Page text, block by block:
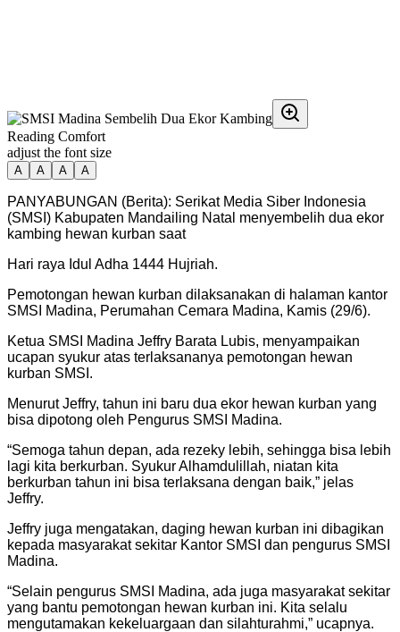
Reading Comfort
adjust the font size
A A A A
PANYABUNGAN (Berita): Serikat Media Siber Indonesia
(SMSI) Kabupaten Mandailing Natal menyembelih dua ekor
kambing hewan kurban saat
Hari raya Idul Adha 1444 Hujriah.
Pemotongan hewan kurban dilaksanakan di halaman kantor
SMSI Madina, Perumahan Cemara Madina, Kamis (29/6).
Ketua SMSI Madina Jeffry Barata Lubis, menyampaikan
ucapan syukur atas terlaksananya pemotongan hewan
kurban SMSI.
Menurut Jeffry, tahun ini baru dua ekor hewan kurban yang
bisa dipotong oleh Pengurus SMSI Madina.
“Semoga tahun depan, ada rezeky lebih, sehingga bisa lebih
lagi kita berkurban. Syukur Alhamdulillah, niatan kita
berkurban tahun ini bisa terlaksana dengan baik,” jelas
Jeffry.
Jeffry juga mengatakan, daging hewan kurban ini dibagikan
kepada masyarakat sekitar Kantor SMSI dan pengurus SMSI
Madina.
“Selain pengurus SMSI Madina, ada juga masyarakat sekitar
yang bantu pemotongan hewan kurban ini. Kita selalu
mengutamakan kekeluargaan dan silahturahmi,” ucapnya.